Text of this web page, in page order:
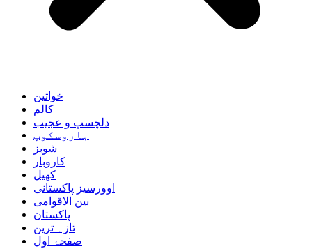
خواتین
کالم
دلچسپ و عجیب
ہاروسکوپ
شوبز
کاروبار
کھیل
اوورسیز پاکستانی
بین الاقوامی
پاکستان
تازہ ترین
صفحۂ اول